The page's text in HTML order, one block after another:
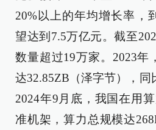
20%以上的年均增长率，
望达到7.5万亿元。截至
数量超过19万家。2023年
达32.85ZB（泽字节），同
2024年9月底，我国在用
准机架，算力总规模达